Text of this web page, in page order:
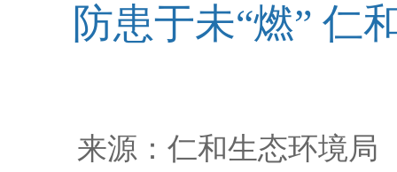
防患于未“燃” 仁
来源： 仁和生态环境局